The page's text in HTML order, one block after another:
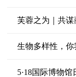
芙蓉之为｜共
生物多样性，
5·18国际博物